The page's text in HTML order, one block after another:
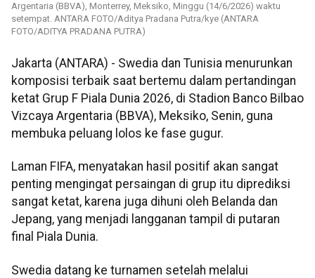
Argentaria (BBVA), Monterrey, Meksiko, Minggu (14/6/2026) waktu
setempat. ANTARA FOTO/Aditya Pradana Putra/kye (ANTARA
FOTO/ADITYA PRADANA PUTRA)
Jakarta (ANTARA) - Swedia dan Tunisia menurunkan
komposisi terbaik saat bertemu dalam pertandingan
ketat Grup F Piala Dunia 2026, di Stadion Banco Bilbao
Vizcaya Argentaria (BBVA), Meksiko, Senin, guna
membuka peluang lolos ke fase gugur.
Laman FIFA, menyatakan hasil positif akan sangat
penting mengingat persaingan di grup itu diprediksi
sangat ketat, karena juga dihuni oleh Belanda dan
Jepang, yang menjadi langganan tampil di putaran
final Piala Dunia.
Swedia datang ke turnamen setelah melalui